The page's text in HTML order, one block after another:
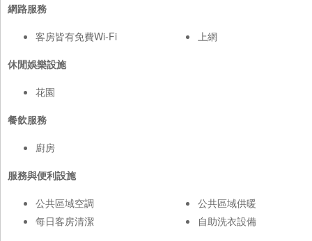
網路服務
客房皆有免費Wi-Fi
上網
休閒娛樂設施
花園
餐飲服務
廚房
服務與便利設施
公共區域空調
每日客房清潔
公共區域供暖
自助洗衣設備